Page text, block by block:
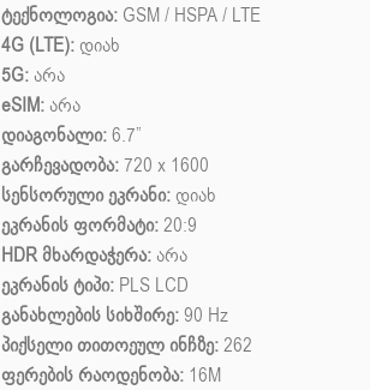
ტექნოლოგია: GSM / HSPA / LTE
4G (LTE): დიახ
5G:არა
eSIM:არა
დიაგონალი:6.7”
გარჩევადობა: 720 x 1600
სენსორული ეკრანი: დიახ
ეკრანის ფორმატი:20:9
HDR მხარდაჭერა:არა
ეკრანის ტიპი: PLS LCD
განახლების სიხშირე:90 Hz
პიქსელი თითოეულ ინჩზე:262
ფერების რაოდენობა: 16M